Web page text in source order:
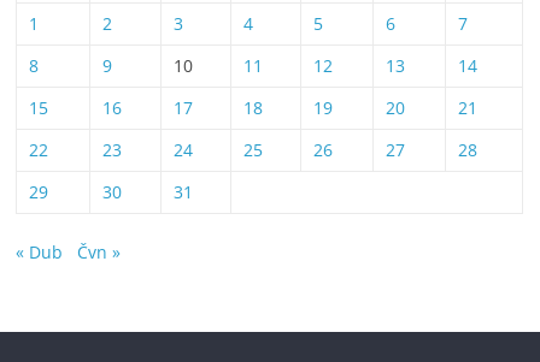
1
2 3 4 5 6
7
8
9 10 11 12 13
14
15
16 17 18 19 20
21
22
23 24 25 26 27
28
29
30 31
« Dub Čvn »